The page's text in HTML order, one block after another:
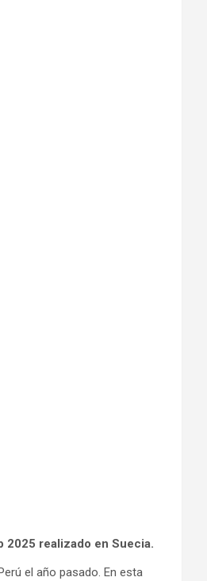
2025 realizado en Suecia.
el año pasado. En esta